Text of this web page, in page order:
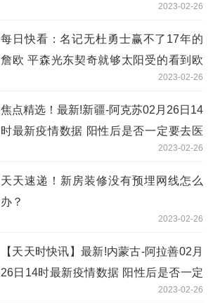
2023-02-26
每日快看：名记无杜勇士赢不了17年的
詹欧 平森光东契奇就够太阳受的看到欧
文来独行侠后太阳立刻追KD(今日/头条)
2023-02-26
焦点精选！最新!新疆-阿克苏02月26日14
时最新疫情数据 阳性后是否一定要去医
2023-02-26
天天速递！新房装修没有预埋网线怎么
办？
2023-02-26
【天天时快讯】最新!内蒙古-阿拉善02月
26日14时最新疫情数据 阳性后是否一定
2023-02-26